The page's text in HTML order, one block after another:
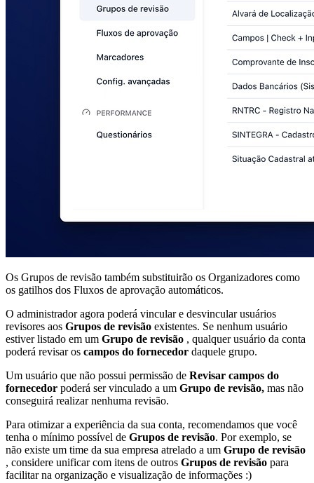
Os Grupos de revisão também substituirão os Organizadores como
os gatilhos dos Fluxos de aprovação automáticos.
O administrador agora poderá vincular e desvincular usuários
revisores aos Grupos de revisão existentes. Se nenhum usuário
estiver listado em um Grupo de revisão , qualquer usuário da conta
poderá revisar os campos do fornecedor daquele grupo.
Um usuário que não possui permissão de Revisar campos do
fornecedor poderá ser vinculado a um Grupo de revisão, mas não
conseguirá realizar nenhuma revisão.
Para otimizar a experiência da sua conta, recomendamos que você
tenha o mínimo possível de Grupos de revisão. Por exemplo, se
não existe um time da sua empresa atrelado a um Grupo de revisão
, considere unificar com itens de outros Grupos de revisão para
facilitar na organização e visualização de informações :)